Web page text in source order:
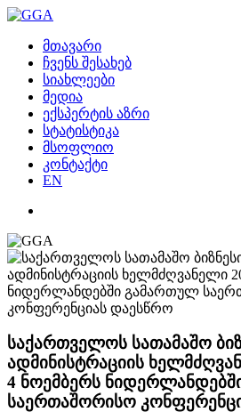
მთავარი
ჩვენს შესახებ
სიახლეები
მედია
ექსპერტის აზრი
სტატისტიკა
მსოფლიო
კონტაქტი
EN
საქართველოს სათამაშო
ადმინისტრაციის
4 ნოემბერს
საერთაშორისო